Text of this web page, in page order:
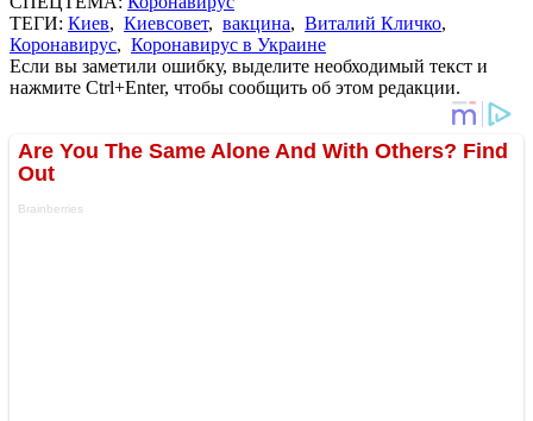
ТЕГИ: Киев, Киевсовет, вакцина, Виталий Кличко,
Коронавирус, Коронавирус в Украине
Если вы заметили ошибку, выделите необходимый текст и
нажмите Ctrl+Enter, чтобы сообщить об этом редакции.